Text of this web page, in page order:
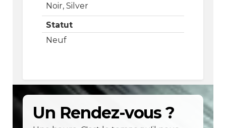
Noir, Silver
Statut
Neuf
Un Rendez-vous ?